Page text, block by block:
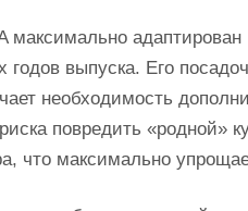
максимально
годов выпуска. Его
необходимость
повредить «родной»
что максимально